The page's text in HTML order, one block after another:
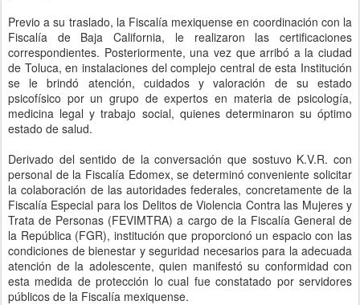
Previo a su traslado, la Fiscalía mexiquense en coordinación con la
Fiscalía de Baja California, le realizaron las certificaciones
correspondientes. Posteriormente, una vez que arribó a la ciudad
de Toluca, en instalaciones del complejo central de esta Institución
se le brindó atención, cuidados y valoración de su estado
psicofísico por un grupo de expertos en materia de psicología,
medicina legal y trabajo social, quienes determinaron su óptimo
estado de salud.
Derivado del sentido de la conversación que sostuvo K.V.R. con
personal de la Fiscalía Edomex, se determinó conveniente solicitar
la colaboración de las autoridades federales, concretamente de la
Fiscalía Especial para los Delitos de Violencia Contra las Mujeres y
Trata de Personas (FEVIMTRA) a cargo de la Fiscalía General de
la República (FGR), institución que proporcionó un espacio con las
condiciones de bienestar y seguridad necesarios para la adecuada
atención de la adolescente, quien manifestó su conformidad con
esta medida de protección lo cual fue constatado por servidores
públicos de la Fiscalía mexiquense.